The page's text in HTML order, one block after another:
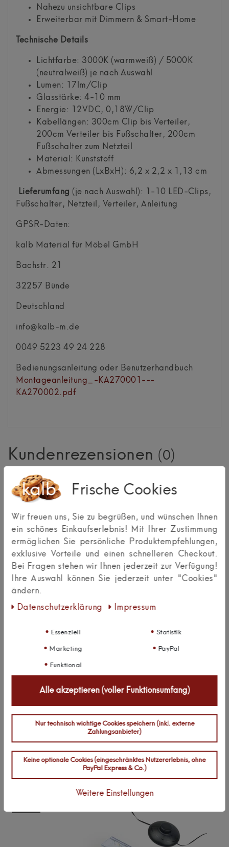
Nahezu unsichtbare Clips
Erweiterbar mit Dimmern & Smart-Home
Technische Details
Lichtfarbe: 3000K (warmweiß) / 5000K
(neutralweiß) je nach Auswahl
Lumen: 17lm/Clip
Glasstärke: 4-10 mm
Energie: 12VDC, 0,18W/Clip
Kabellängen: 300cm Clip bis Verteiler,
200cm Verteiler bis Fußschalter, 200cm
Fußschalter zum Netzteil
Material: Kunststoff
Abmessungen (LxBxH): 6,2 x 2,2 x 1,13 cm
Lieferumfang (je nach Auswahl): 1-10 LED-Clips,
Fußschalter, Netzteil, Verteiler, Anleitung
GPSR-Daten:
kalb Material für Möbel GmbH
Bachstr. 21
32257 Bünde
Deutschland
info@kalb-m.de
0049 5223 49 24 228
Bedienungsanleitung oder Benutzerhandbuch
Montageanleitung_-KA270001---
KA270002.pdf
Kundenrezensionen (0)
4
0
3
0
2
0
1
0
Bewertungssterne
von
Bewertungssternen
von
5
Bewertungssternen
5
Bewertungssternen
2
5
Bewertungssternen
1
Bewertungssternen
Anzeigename
Platzhalter
Überschrift
Rezension senden
Zuletzt angesehen:
Frische Cookies
Wir freuen uns, Sie zu begrüßen, und wünschen Ihnen
ein schönes Einkaufserlebnis! Mit Ihrer Zustimmung
ermöglichen Sie persönliche Produktempfehlungen,
exklusive Vorteile und einen schnelleren Checkout.
Bei Fragen stehen wir Ihnen jederzeit zur Verfügung!
Ihre Auswahl können Sie jederzeit unter "Cookies"
ändern.
Daten­schutz­erklärung
Impressum
Essenziell Statistik
Marketing PayPal
Funktional
Alle akzeptieren (voller Funktionsumfang)
Nur technisch wichtige Cookies speichern (inkl. externe
Zahlungsanbieter)
Keine optionale Cookies (eingeschränktes Nutzererlebnis, ohne
PayPal Express & Co.)
Weitere Einstellungen